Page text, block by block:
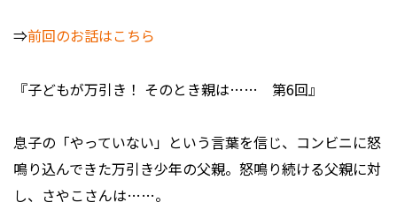
⇒前回のお話はこちら
『子どもが万引き！ そのとき親は…… 第6回』
息子の「やっていない」という言葉を信じ、コンビニに怒
鳴り込んできた万引き少年の父親。怒鳴り続ける父親に対
し、さやこさんは……。